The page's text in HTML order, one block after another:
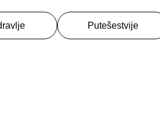
Putešestvije